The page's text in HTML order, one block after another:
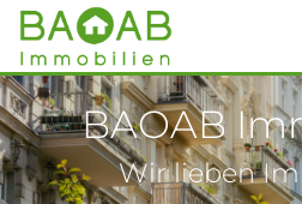
BAOAB
Wir lieben